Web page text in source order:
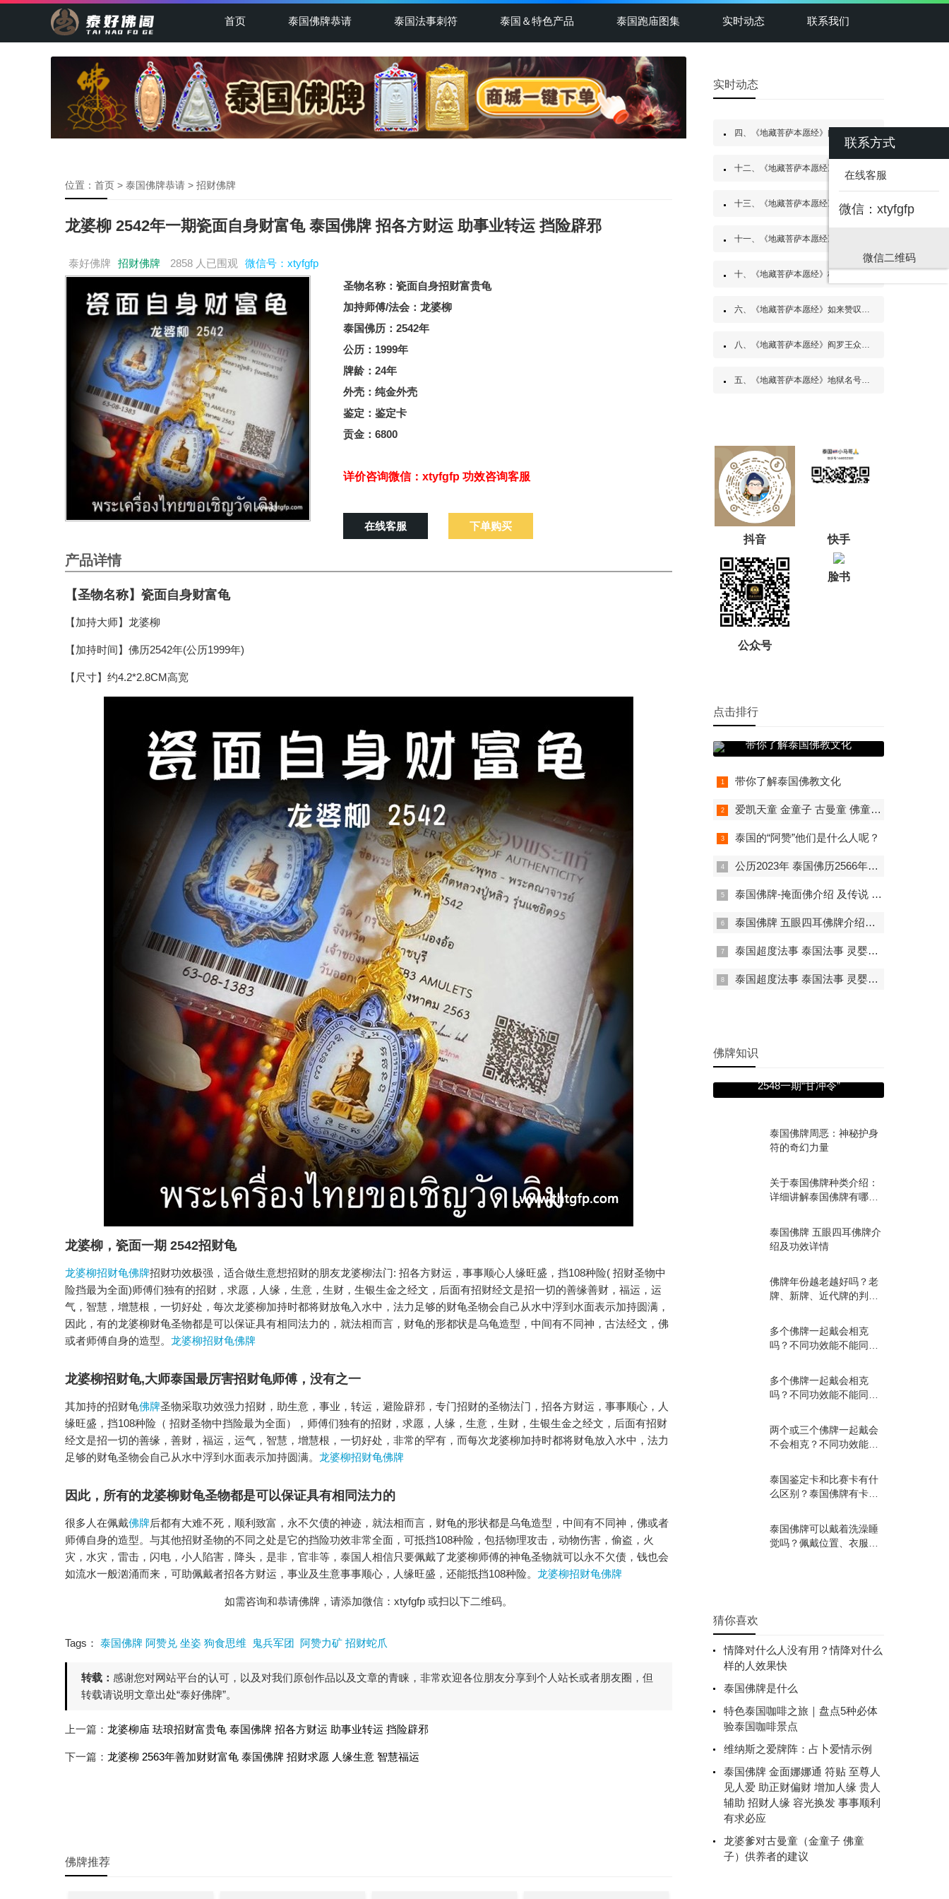
首页 泰国佛牌恭请 泰国法事刺符 泰国＆特色产品 泰国跑庙图集 实时动态 联系我们
位置： 首页 > 泰国佛牌恭请 > 招财佛牌
龙婆柳 2542年一期瓷面自身财富龟 泰国佛牌 招各方财运 助事业转运 挡险辟邪
泰好佛牌 招财佛牌 2858 人已围观 微信号：xtyfgfp
圣物名称：瓷面自身招财富贵龟
加持师傅/法会：龙婆柳
泰国佛历：2542年
公历：1999年
牌龄：24年
外壳：纯金外壳
鉴定：鉴定卡
贡金：6800
详价咨询微信：xtyfgfp 功效咨询客服
在线客服 下单购买
产品详情
【圣物名称】瓷面自身财富龟
【加持大师】龙婆柳
【加持时间】佛历2542年(公历1999年)
【尺寸】约4.2*2.8CM高宽
龙婆柳，瓷面一期 2542招财龟
龙婆柳招财龟佛牌招财功效极强，适合做生意想招财的朋友龙婆柳法门: 招各方财运，事事顺心人缘旺盛，挡108种险( 招财圣物中
险挡最为全面)师傅们独有的招财，求愿，人缘，生意，生财，生银生金之经文，后面有招财经文是招一切的善缘善财，福运，运
气，智慧，增慧根，一切好处，每次龙婆柳加持时都将财放龟入水中，法力足够的财龟圣物会自己从水中浮到水面表示加持圆满，
因此，有的龙婆柳财龟圣物都是可以保证具有相同法力的，就法相而言，财龟的形都状是乌龟造型，中间有不同神，古法经文，佛
或者师傅自身的造型。 龙婆柳招财龟佛牌
龙婆柳招财龟,大师泰国最厉害招财龟师傅，没有之一
其加持的招财龟佛牌圣物采取功效强力招财，助生意，事业，转运，避险辟邪，专门招财的圣物法门，招各方财运，事事顺心，人
缘旺盛，挡108种险（ 招财圣物中挡险最为全面），师傅们独有的招财，求愿，人缘，生意，生财，生银生金之经文，后面有招财
经文是招一切的善缘，善财，福运，运气，智慧，增慧根，一切好处，非常的罕有，而每次龙婆柳加持时都将财龟放入水中，法力
足够的财龟圣物会自己从水中浮到水面表示加持圆满。 龙婆柳招财龟佛牌
因此，所有的龙婆柳财龟圣物都是可以保证具有相同法力的
很多人在佩戴佛牌后都有大难不死，顺利致富，永不欠债的神迹，就法相而言，财龟的形状都是乌龟造型，中间有不同神，佛或者
师傅自身的造型。与其他招财圣物的不同之处是它的挡险功效非常全面，可抵挡108种险，包括物理攻击，动物伤害，偷盗，火
灾，水灾，雷击，闪电，小人陷害，降头，是非，官非等，泰国人相信只要佩戴了龙婆柳师傅的神龟圣物就可以永不欠债，钱也会
如流水一般汹涌而来，可助佩戴者招各方财运，事业及生意事事顺心，人缘旺盛，还能抵挡108种险。 龙婆柳招财龟佛牌
如需咨询和恭请佛牌，请添加微信：xtyfgfp 或扫以下二维码。
Tags： 泰国佛牌 阿赞兑 坐姿 狗食思维 鬼兵军团 阿赞力矿 招财蛇爪
转载： 感谢您对网站平台的认可，以及对我们原创作品以及文章的青睐，非常欢迎各位朋友分享到个人站长或者朋友圈，但
转载请说明文章出处“泰好佛牌”。
上一篇： 龙婆柳庙 珐琅招财富贵龟 泰国佛牌 招各方财运 助事业转运 挡险辟邪
下一篇： 龙婆柳 2563年善加财财富龟 泰国佛牌 招财求愿 人缘生意 智慧福运
佛牌推荐
实时动态
四、《地藏菩萨本愿经》阎浮众生业感品第四
十二、《地藏菩萨本愿经》见闻利益品第十二
十三、《地藏菩萨本愿经》嘱累人天品第十三
十一、《地藏菩萨本愿经》地神护法品第十一
十、《地藏菩萨本愿经》校量布施功德缘品第十
六、《地藏菩萨本愿经》如来赞叹品第六
八、《地藏菩萨本愿经》阎罗王众赞叹品第八
五、《地藏菩萨本愿经》地狱名号品第五
抖音 快手
公众号
脸书
点击排行
带你了解泰国佛教文化
带你了解泰国佛教文化
爱凯天童 金童子 古曼童 佛童子 泰国佛牌 超强招财 人缘事业成愿
泰国的“阿赞”他们是什么人呢？
公历2023年 泰国佛历2566年佛日表
泰国佛牌-掩面佛介绍 及传说 禁忌介绍
泰国佛牌 五眼四耳佛牌介绍及功效详情
泰国超度法事 泰国法事 灵婴超度 一对一法事
泰国超度法事 泰国法事 灵婴超度 一对一法事 堕胎婴灵的超度方式有哪些
佛牌知识
圣物推荐——龙婆易
2548一期“甘冲令”
泰国佛牌周恶：神秘护身
符的奇幻力量
关于泰国佛牌种类介绍：
详细讲解泰国佛牌有哪些
泰国佛牌 五眼四耳佛牌介
绍及功效详情
佛牌年份越老越好吗？老
牌、新牌、近代牌的判断
多个佛牌一起戴会相克
吗？不同功效能不能同时
多个佛牌一起戴会相克
吗？不同功效能不能同时
两个或三个佛牌一起戴会
不会相克？不同功效能不
泰国鉴定卡和比赛卡有什
么区别？泰国佛牌有卡不
泰国佛牌可以戴着洗澡睡
觉吗？佩戴位置、衣服内
猜你喜欢
情降对什么人没有用？情降对什么
样的人效果快
泰国佛牌是什么
特色泰国咖啡之旅｜盘点5种必体
验泰国咖啡景点
维纳斯之爱牌阵：占卜爱情示例
泰国佛牌 金面娜娜通 符贴 至‌尊人
见‌人爱 ‌助正财偏财 ‌增‌加人缘 ‌贵人
辅‌助 招财‌人缘 ‌容光‌换发 事事‌顺利 ‌
有求必应
龙婆爹对古曼童（金童子 佛童
子）供养者的建议
联系方式
在线客服
微信：xtyfgfp
微信二维码